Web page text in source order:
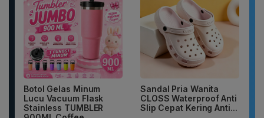
Botol Gelas Minum
Lucu Vacuum Flask
Stainless TUMBLER
Sandal Pria Wanita
CLOSS Waterproof Anti
Slip Cepat Kering Anti...